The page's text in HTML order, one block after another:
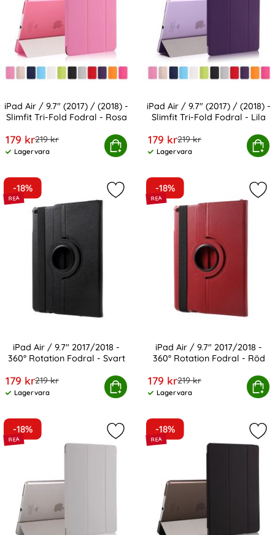
iPad Air / 9.7" (2017) / (2018) -
Slimfit Tri-Fold Fodral - Rosa
rea pris
179 krtidigare pris
219 kr
Tillgänglighet:
Lagervara
Köp
/ 9.7" (2017) / (2018) - Slimfit Tri-Fold Fodral - Rosa
iPad Air / 9.7" (2017) / (2018) -
Slimfit Tri-Fold Fodral - Lila
rea pris
179 krtidigare pris
219 kr
Tillgänglighet:
Lagervara
Köp
iPad Air / 9.7" (2017) / (2018) -
-18%
iPad Air / 9.7" 2017/2018 -
360° Rotation Fodral - Svart
rea pris
179 krtidigare pris
219 kr
Tillgänglighet:
Lagervara
Köp
Air / 9.7" 2017/2018 - 360° Rotation Fodral - Svart
Markera iPad Air / 9.7" 2017/2018
-18%
iPad Air / 9.7" 2017/2018 -
360° Rotation Fodral - Röd
rea pris
179 krtidigare pris
219 kr
Tillgänglighet:
Lagervara
Köp
iPad Air / 9.7" 2017/2018 -
-18%
Markera iPad Air / 9.7" (2017) /
-18%